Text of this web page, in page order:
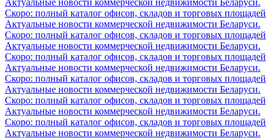
Скоро: полный каталог офисов, складов и торговых площадей
Актуальные новости коммерческой недвижимости Беларуси.
Скоро: полный каталог офисов, складов и торговых площадей
Актуальные новости коммерческой недвижимости Беларуси.
Скоро: полный каталог офисов, складов и торговых площадей
Актуальные новости коммерческой недвижимости Беларуси.
Скоро: полный каталог офисов, складов и торговых площадей
Актуальные новости коммерческой недвижимости Беларуси.
Скоро: полный каталог офисов, складов и торговых площадей
Актуальные новости коммерческой недвижимости Беларуси.
Скоро: полный каталог офисов, складов и торговых площадей
Актуальные новости коммерческой недвижимости Беларуси.